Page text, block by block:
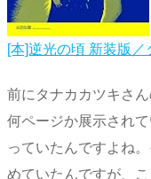
[本]逆光の頃 新装版／
前にタナカカツキさ
何ページか展示され
っていたんですよね
めていたんですが、